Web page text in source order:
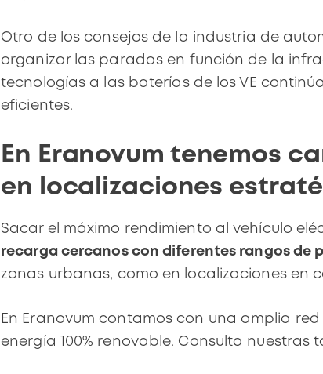
Otro de los consejos de la industria de
organizar las paradas en función de la
tecnologías a las baterías de los VE
eficientes.
En Eranovum tenemos
en localizaciones
Sacar el máximo rendimiento al vehículo
recarga cercanos con diferentes rangos de
zonas urbanas, como en localizaciones en
En Eranovum contamos con una amplia red
energía 100% renovable. Consulta nuestras